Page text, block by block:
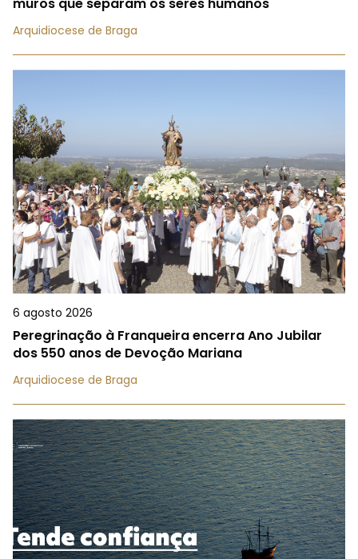
Arquidiocese de Braga
6 agosto 2026
Peregrinação à Franqueira encerra Ano Jubilar
dos 550 anos de Devoção Mariana
Arquidiocese de Braga